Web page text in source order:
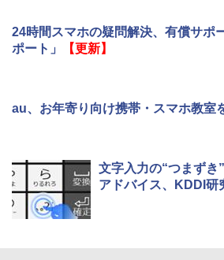
24時間スマホの疑問解決、有償サポ
ポート」
【更新】
au、お年寄り向け携帯・スマホ教室
文字入力の“つまずき
アドバイス、KDDI研